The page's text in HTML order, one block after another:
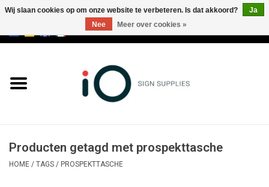
Merken
Producten getagd met prospekttasche
HOME / TAGS / PROSPEKTTASCHE
Wij slaan cookies op om onze website te verbeteren. Is dat akkoord?
Ja
Nee
Meer over cookies »